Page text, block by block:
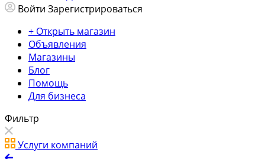
Войти Зарегистрироваться
+ Открыть магазин
Объявления
Магазины
Блог
Помощь
Для бизнеса
Фильтр
Услуги компаний